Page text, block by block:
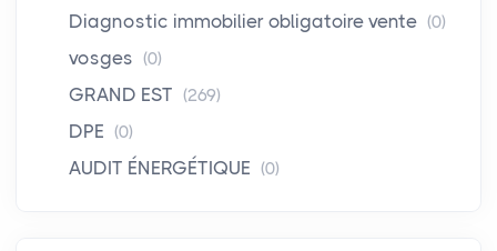
Diagnostic immobilier obligatoire vente (0)
vosges (0)
GRAND EST (269)
DPE (0)
AUDIT ÉNERGÉTIQUE (0)